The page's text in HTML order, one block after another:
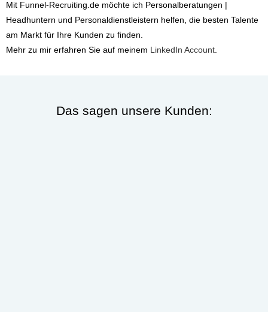
Mit Funnel-Recruiting.de möchte ich Personalberatungen |
Headhuntern und Personaldienstleistern helfen, die besten Talente
am Markt für Ihre Kunden zu finden.
Mehr zu mir erfahren Sie auf meinem LinkedIn Account
Das sagen unsere Kunden: